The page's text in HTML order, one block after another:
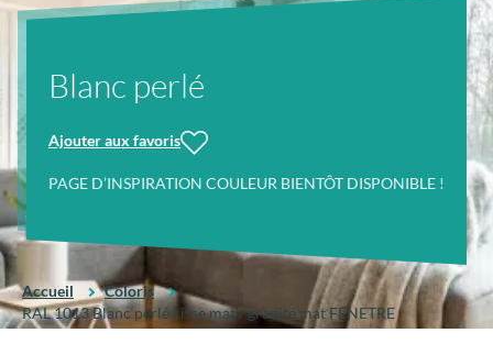
Blanc perlé
Ajouter aux favoris
PAGE D’INSPIRATION COULEUR BIENTÔT DISPONIBLE !
Accueil
Coloris
RAL 1013 Blanc perlé Lisse mat / granité mat FENETRE